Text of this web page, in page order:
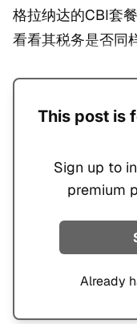
格拉纳达的CBI套
看看其税务是否同
This post is
Sign up to
premium
Already